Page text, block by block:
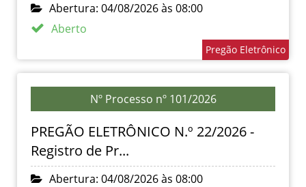
Abertura: 04/08/2026 às 08:00
Aberto
Pregão Eletrônico
Nº Processo nº 101/2026
PREGÃO ELETRÔNICO N.º 22/2026 -
Registro de Pr...
Abertura: 04/08/2026 às 08:00